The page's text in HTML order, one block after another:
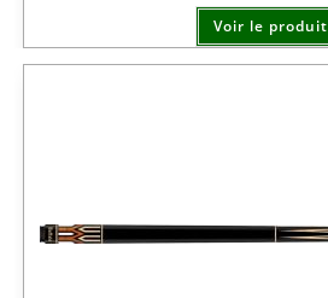
Voir le produit